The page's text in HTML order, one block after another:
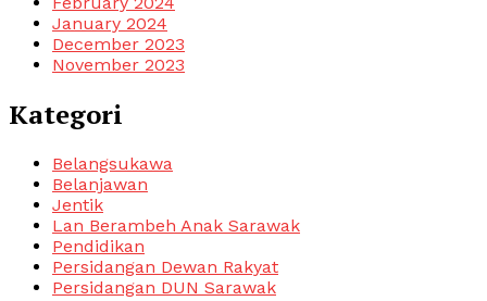
January 2024
December 2023
November 2023
Kategori
Belangsukawa
Belanjawan
Jentik
Lan Berambeh Anak Sarawak
Pendidikan
Persidangan Dewan Rakyat
Persidangan DUN Sarawak